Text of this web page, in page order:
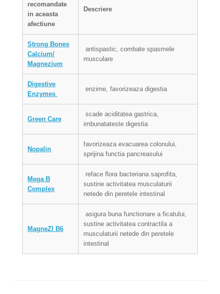
recomandate
in aceasta
afectiune
Descriere
Strong Bones
Calcium/
Magnezium
antispastic, combate spasmele
musculare
Digestive
Enzymes
enzime, favorizeaza digestia
Green Care
scade aciditatea gastrica,
imbunatateste digestia
Nopalin
favorizeaza evacuarea colonului,
sprijina functia pancreasului
Mega B
Complex
reface flora bacteriana saprofita,
sustine activitatea musculaturii
netede din peretele intestinal
MagneZI B6
asigura buna functionare a ficatului,
sustine activitatea contractila a
musculaturii netede din peretele
intestinal